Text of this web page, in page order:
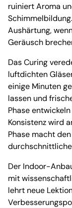
ruiniert Aroma
Aushärtung,
Geräusch
Das Curing
luftdichten
einige Minuten
lassen und
Phase
Konsistenz wird
Phase macht
Der Indoor-
mit
lehrt neue